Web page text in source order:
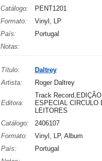
Catálogo:
PENT1201
Formato:
Vinyl, LP
País:
Portugal
Notas:
Título:
Daltrey
Artista:
Roger Daltrey
Editora:
Track Record,EDIÇÃO
ESPECIAL CIRCULO
LEITORES
Catálogo:
2406107
Formato:
Vinyl, LP, Album
País:
Portugal